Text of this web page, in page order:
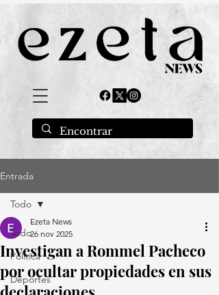
Entrada
Todo
Política
Deportes
Todo
Investigan a Rommel Pacheco
por ocultar propiedades en sus
Ezeta News
26 nov 2025